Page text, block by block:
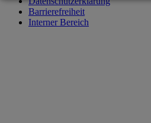
Barrierefreiheit
Interner Bereich